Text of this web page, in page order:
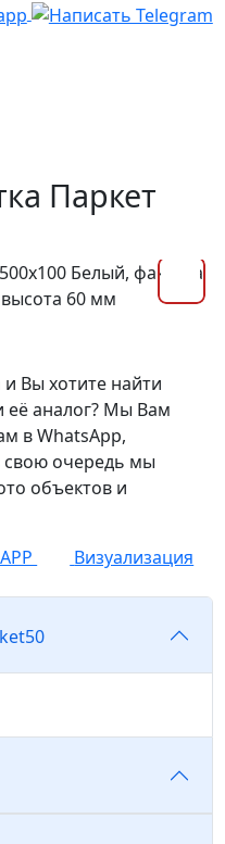
Паркет
Вы хотите найти
её аналог? Мы Вам
в WhatsApp,
свою очередь мы
объектов и
Визуализация